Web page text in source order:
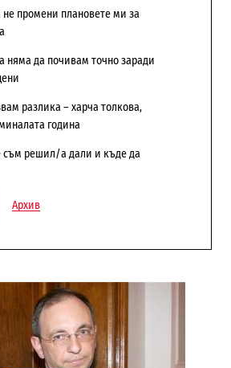
не промени плановете ми за
няма да почивам точно заради
разлика – харча толкова,
година
съм решил/а дали и къде да
Архив